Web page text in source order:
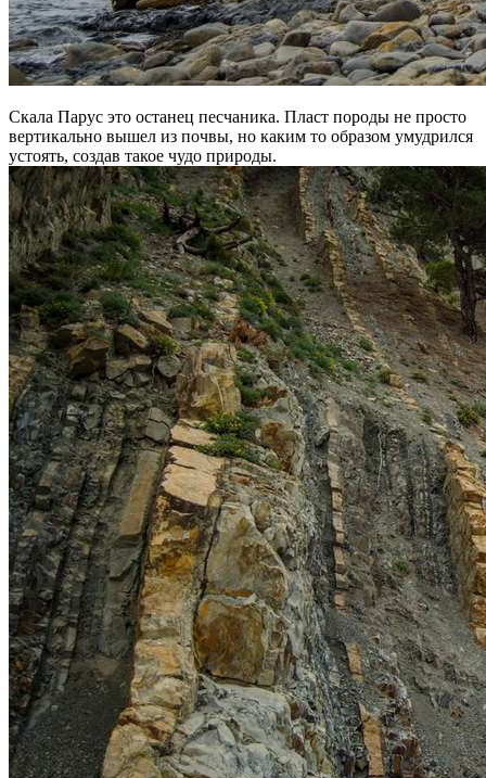
Скала Парус это останец песчаника. Пласт породы не просто
вертикально вышел из почвы, но каким то образом умудрился
устоять, создав такое чудо природы.